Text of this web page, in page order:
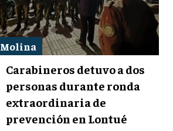
Molina
Carabineros detuvo a dos
personas durante ronda
extraordinaria de
prevención en Lontué